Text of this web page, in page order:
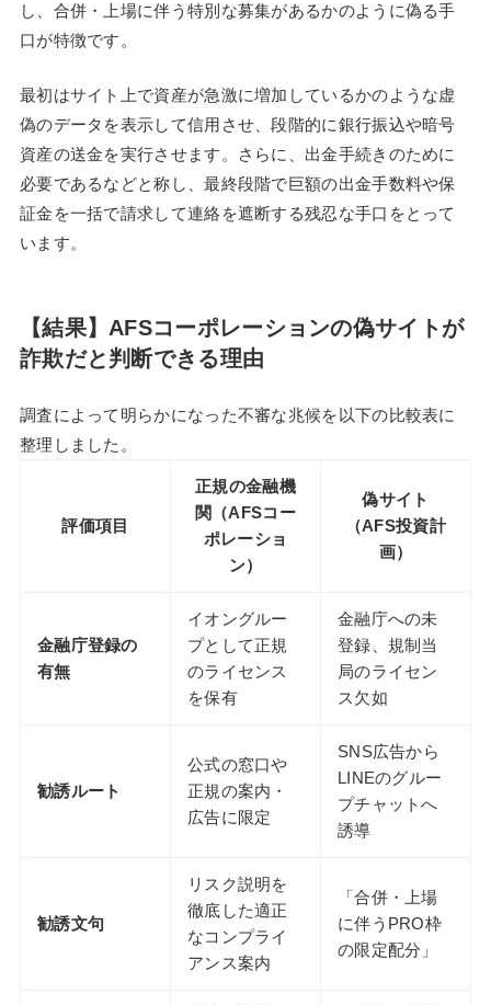
し、合併・上場に伴う特別な募集があるかのように偽る手
口が特徴です。
最初はサイト上で資産が急激に増加しているかのような虚
偽のデータを表示して信用させ、段階的に銀行振込や暗号
資産の送金を実行させます。さらに、出金手続きのために
必要であるなどと称し、最終段階で巨額の出金手数料や保
証金を一括で請求して連絡を遮断する残忍な手口をとって
います。
【結果】AFSコーポレーションの偽サイトが
詐欺だと判断できる理由
調査によって明らかになった不審な兆候を以下の比較表に
整理しました。
評価項目
正規の金融機
関（AFSコー
ポレーショ
ン）
偽サイト
（AFS投資計
画）
金融庁登録の
有無
イオングルー
プとして正規
のライセンス
を保有
金融庁への未
登録、規制当
局のライセン
ス欠如
勧誘ルート
公式の窓口や
正規の案内・
広告に限定
SNS広告から
LINEのグルー
プチャットへ
誘導
勧誘文句
リスク説明を
徹底した適正
なコンプライ
アンス案内
「合併・上場
に伴うPRO枠
の限定配分」